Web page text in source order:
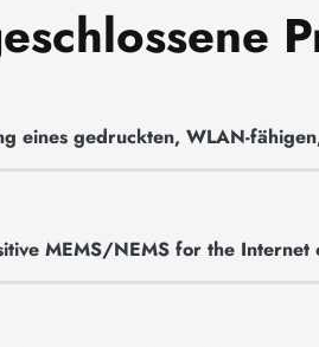
eines gedruckten, WLAN-
MEMS/NEMS for the Internet